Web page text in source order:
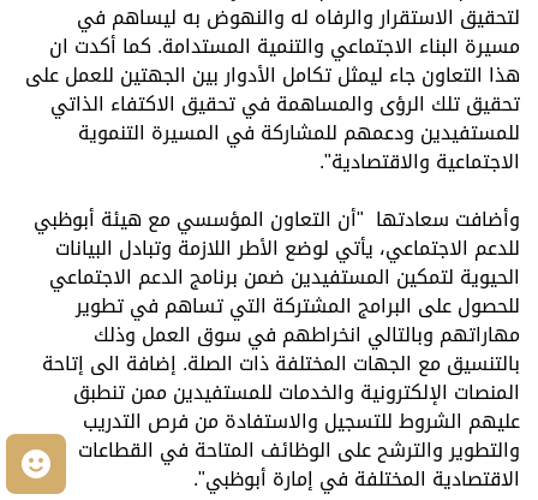
لتحقيق الاستقرار والرفاه له والنهوض به ليساهم في
مسيرة البناء الاجتماعي والتنمية المستدامة. كما أكدت ان
هذا التعاون جاء ليمثل تكامل الأدوار بين الجهتين للعمل على
تحقيق تلك الرؤى والمساهمة في تحقيق الاكتفاء الذاتي
للمستفيدين ودعمهم للمشاركة في المسيرة التنموية
الاجتماعية والاقتصادية".
وأضافت سعادتها "أن التعاون المؤسسي مع هيئة أبوظبي
للدعم الاجتماعي، يأتي لوضع الأطر اللازمة وتبادل البيانات
الحيوية لتمكين المستفيدين ضمن برنامج الدعم الاجتماعي
للحصول على البرامج المشتركة التي تساهم في تطوير
مهاراتهم وبالتالي انخراطهم في سوق العمل وذلك
بالتنسيق مع الجهات المختلفة ذات الصلة. إضافة الى إتاحة
المنصات الإلكترونية والخدمات للمستفيدين ممن تنطبق
عليهم الشروط للتسجيل والاستفادة من فرص التدريب
والتطوير والترشح على الوظائف المتاحة في القطاعات
الاقتصادية المختلفة في إمارة أبوظبي"
.